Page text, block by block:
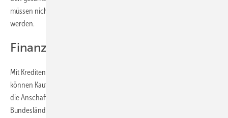
müssen nicht wie bis Ende 2022 auf 70 % der Nennleistung gedrosselt
werden.
Finanzierung von PV
Mit Krediten aus dem KfW-Programm Erneuerbare Energien Standard
können Kauf und Installation einer neuen Photovoltaik-Anlage sowie
die Anschaffung eines Stromspeichers finanziert werden. Einzelne
Bundesländer und Kommunen unterstützen die Anschaffung von